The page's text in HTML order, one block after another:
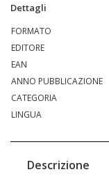
Dettagli
FORMATO
EDITORE
EAN
ANNO PUBBLICAZIONE
CATEGORIA
LINGUA
Descrizione